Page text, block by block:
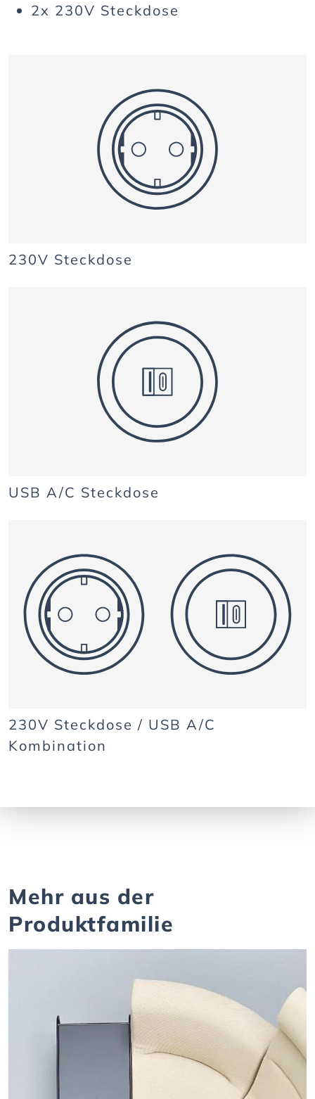
2x 230V Steckdose
230V Steckdose
USB A/C Steckdose
230V Steckdose / USB A/C
Kombination
Mehr aus der
Produktfamilie